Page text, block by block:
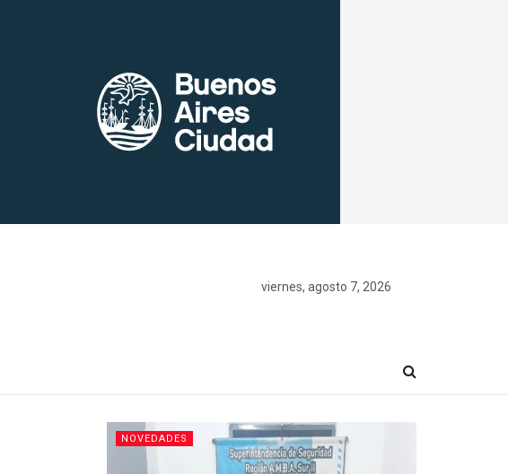
viernes, agosto 7, 2026
NOVEDADES